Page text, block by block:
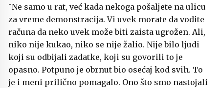
¨Ne samo u rat, već kada nekoga pošaljete na ulicu
za vreme demonstracija. Vi uvek morate da vodite
računa da neko uvek može biti zaista ugrožen. Ali,
niko nije kukao, niko se nije žalio. Nije bilo ljudi
koji su odbijali zadatke, koji su govorili to je
opasno. Potpuno je obrnut bio osećaj kod svih. To
je i meni prilično pomagalo. Ono što smo nastojali